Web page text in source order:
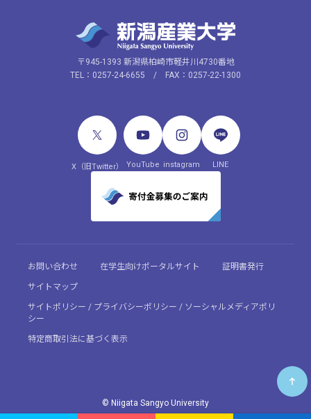
〒945-1393 新潟県柏崎市軽井川4730番地
TEL：0257-24-6655 / FAX：0257-22-1300
X（旧Twitter） YouTube instagram LINE
お問い合わせ 在学生向けポータルサイト 証明書発行
サイトマップ
サイトポリシー / プライバシーポリシー / ソーシャルメディアポリ
シー
特定商取引法に基づく表示
© Niigata Sangyo University